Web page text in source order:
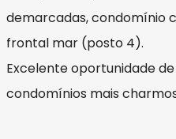
demarcadas, condomínio
frontal mar (posto 4).
Excelente oportunidade
condomínios mais